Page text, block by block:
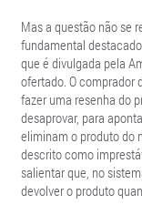
Mas a questão não se
fundamental
que é divulgada pela
ofertado. O comprador
fazer uma resenha do
desaprovar, para
eliminam o produto do
descrito como
salientar que, no
devolver o produto